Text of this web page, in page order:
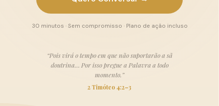
30 minutos · Sem compromisso · Plano de ação incluso
“Pois virá o tempo em que não suportarão a sã
doutrina… Por isso pregue a Palavra a todo
momento.”
2 Timóteo 4:2–3